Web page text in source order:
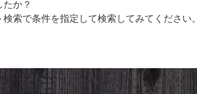
か？
索で条件を指定して検索してみてください。